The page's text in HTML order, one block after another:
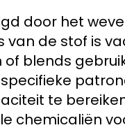
door het
van de stof is
blends
te
chemicaliën